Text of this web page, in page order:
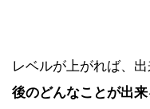
レベルが上がれば、
後のどんなことが出来